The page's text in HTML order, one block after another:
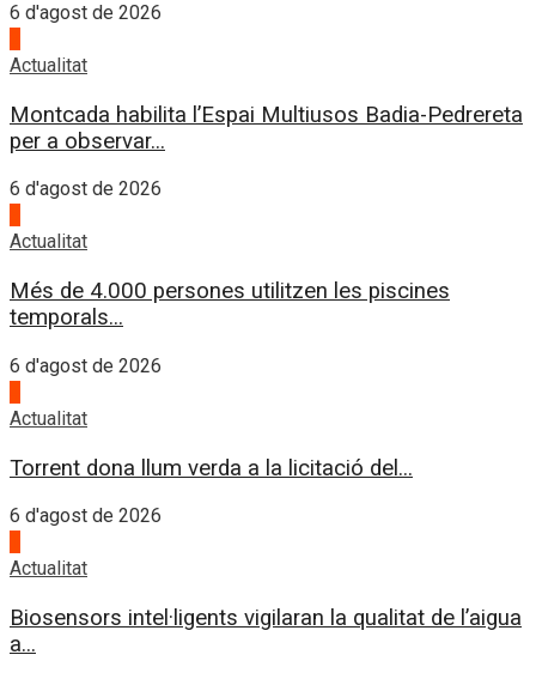
6 d'agost de 2026
Actualitat
Montcada habilita l’Espai Multiusos Badia-Pedrereta
per a observar...
6 d'agost de 2026
Actualitat
Més de 4.000 persones utilitzen les piscines
temporals...
6 d'agost de 2026
Actualitat
Torrent dona llum verda a la licitació del...
6 d'agost de 2026
Actualitat
Biosensors intel·ligents vigilaran la qualitat de l’aigua
a...